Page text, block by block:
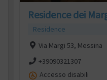
Residence dei
Residence
Via Margi 53, Messina
+39090321307
Accesso disabili